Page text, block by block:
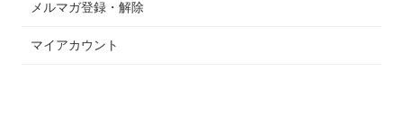
メルマガ登録・解除
マイアカウント